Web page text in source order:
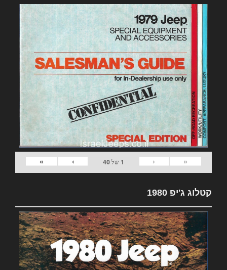
«
‹
1 של40
›
»
קטלוג ג'יפ 1980